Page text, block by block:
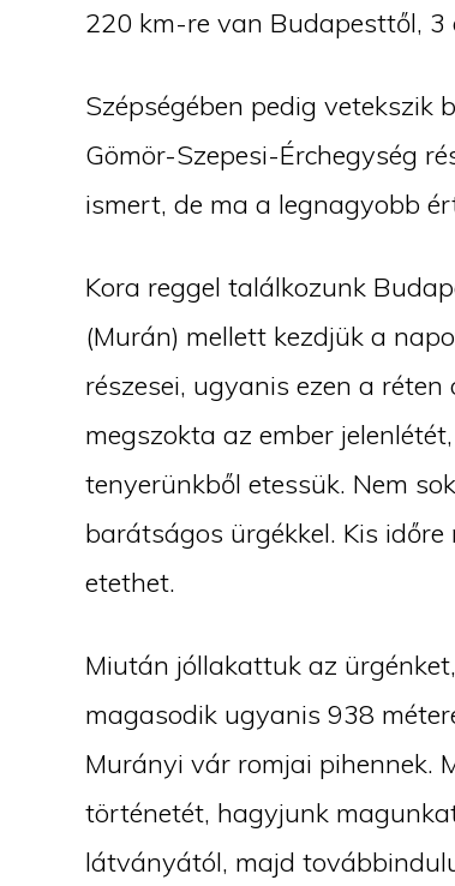
220 km-re van Budapesttől,
Szépségében pedig vetekszik
Gömör-Szepesi-Érchegység
ismert, de ma a legnagyobb
Kora reggel találkozunk
(Murán) mellett kezdjük a
részesei, ugyanis ezen a
megszokta az ember
tenyerünkből etessük. Nem
barátságos ürgékkel. Kis
etethet.
Miután jóllakattuk az
magasodik ugyanis 938
Murányi vár romjai pihennek.
történetét, hagyjunk
látványától, majd